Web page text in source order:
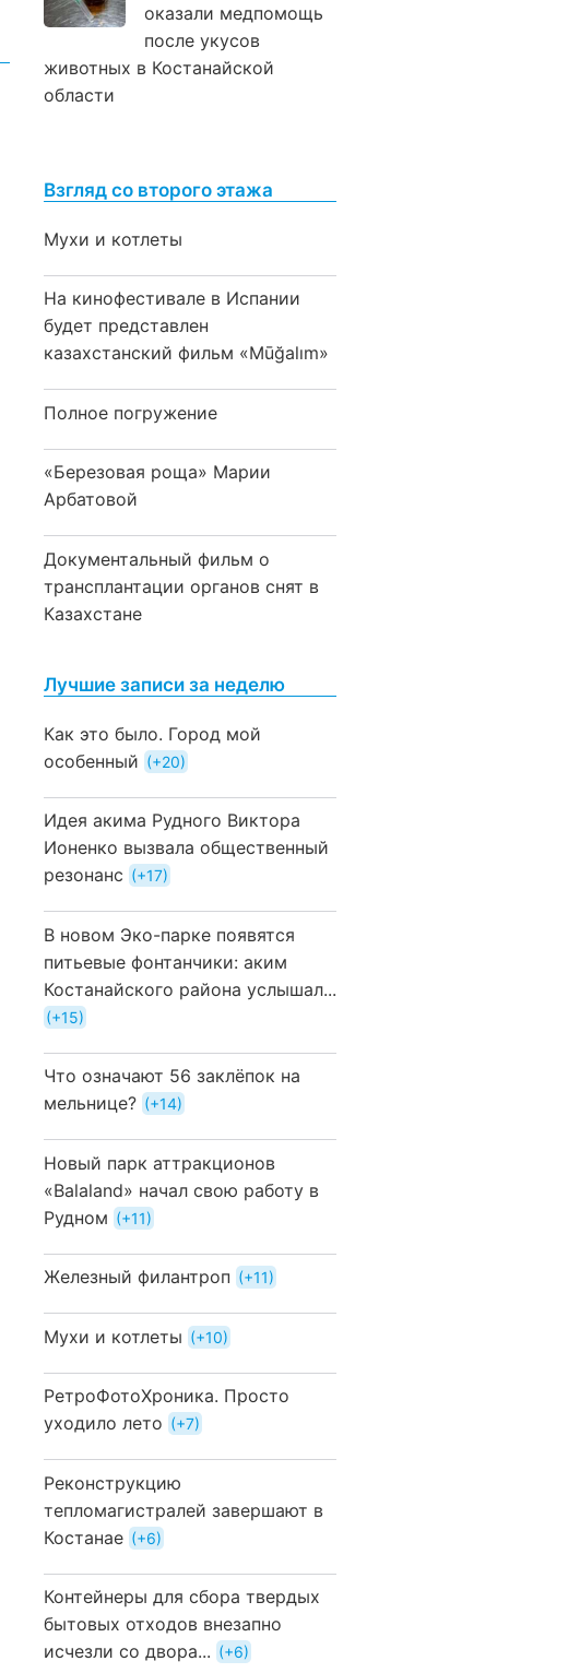
оказали медпомощь
после укусов
животных в Костанайской
области
Взгляд со второго этажа
Мухи и котлеты
На кинофестивале в Испании
будет представлен
казахстанский фильм «Mūğalım»
Полное погружение
«Березовая роща» Марии
Арбатовой
Документальный фильм о
трансплантации органов снят в
Казахстане
Лучшие записи за неделю
Как это было. Город мой
особенный
+20
Идея акима Рудного Виктора
Ионенко вызвала общественный
резонанс
+17
В новом Эко-парке появятся
питьевые фонтанчики: аким
Костанайского района услышал...
+15
Что означают 56 заклёпок на
мельнице?
+14
Новый парк аттракционов
«Balaland» начал свою работу в
Рудном
+11
Железный филантроп +11
Мухи и котлеты +10
РетроФотоХроника. Просто
уходило лето
+7
Реконструкцию
тепломагистралей завершают в
Костанае
+6
Контейнеры для сбора твердых
бытовых отходов внезапно
исчезли со двора...
+6